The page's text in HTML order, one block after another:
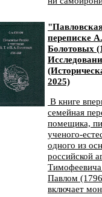
переписке
Болотовых
2025)
В книге
семейная
помещика,
ученого-
одного из
российской
Павлом
включает